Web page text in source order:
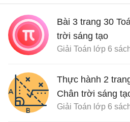
Bài 3 trang 30
trời sáng tạo
Giải Toán lớp 6
Thực hành 2
Chân trời sáng
Giải Toán lớp 6